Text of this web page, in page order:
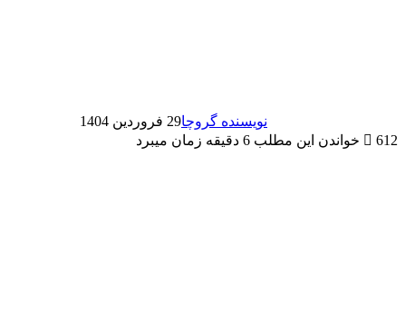
نویسنده گروچا29 فروردین 1404
612
خواندن این مطلب 6 دقیقه زمان میبرد